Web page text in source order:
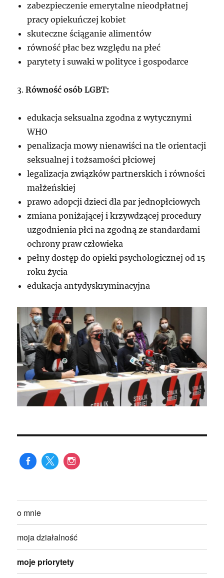
zabezpieczenie emerytalne nieodpłatnej
pracy opiekuńczej kobiet
skuteczne ściąganie alimentów
równość płac bez względu na płeć
parytety i suwaki w polityce i gospodarce
3.Równość osób LGBT:
edukacja seksualna zgodna z wytycznymi
WHO
penalizacja mowy nienawiści na tle orientacji
seksualnej i tożsamości płciowej
legalizacja związków partnerskich i równości
małżeńskiej
prawo adopcji dzieci dla par jednopłciowych
zmiana poniżającej i krzywdzącej procedury
uzgodnienia płci na zgodną ze standardami
ochrony praw człowieka
pełny dostęp do opieki psychologicznej od 15
roku życia
edukacja antydyskryminacyjna
o mnie
moja działalność
moje priorytety